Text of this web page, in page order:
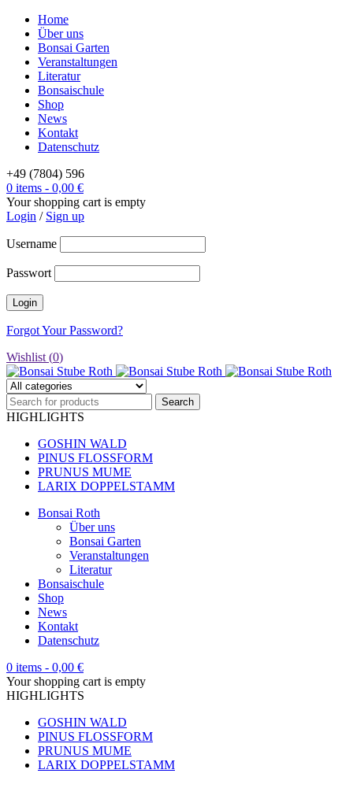
Home
Über uns
Bonsai Garten
Veranstaltungen
Literatur
Bonsaischule
Shop
News
Kontakt
Datenschutz
+49 (7804) 596
0 items - 0,00 €
Your shopping cart is empty
Login / Sign up
Username
Passwort
Forgot Your Password?
Wishlist (0)
HIGHLIGHTS
GOSHIN WALD
PINUS FLOSSFORM
PRUNUS MUME
LARIX DOPPELSTAMM
Bonsai Roth
Über uns
Bonsai Garten
Veranstaltungen
Literatur
Bonsaischule
Shop
News
Kontakt
Datenschutz
0 items - 0,00 €
Your shopping cart is empty
HIGHLIGHTS
GOSHIN WALD
PINUS FLOSSFORM
PRUNUS MUME
LARIX DOPPELSTAMM